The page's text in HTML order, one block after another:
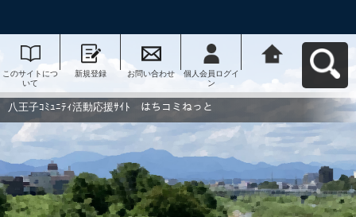
このサイトにつ
いて
新規登録 お問い合わせ
個人会員ログイ
ン
動応援ｻｲﾄ はち
コミねっとへ戻
八王子ｺﾐｭﾆﾃｨ活動応援ｻｲﾄ はちコミねっと